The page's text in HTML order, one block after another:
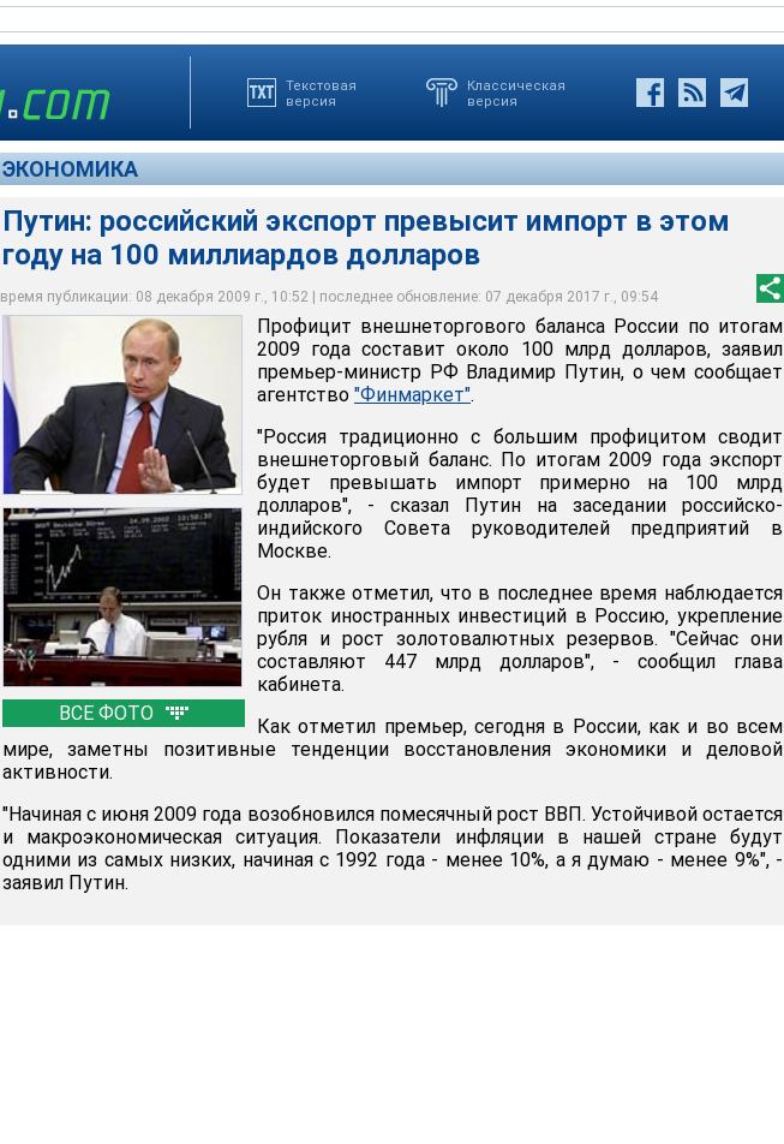
Текстовая
версия
Классическая
версия
ЭКОНОМИКА
Путин: российский экспорт превысит импорт в этом
году на 100 миллиардов долларов
время публикации: 08 декабря 2009 г., 10:52 | последнее обновление: 07 декабря 2017 г., 09:54
ВСЕ ФОТО
Профицит внешнеторгового баланса России по итогам 2009 года составит около 100
млрд долларов, заявил премьер-министр РФ Владимир Путин
premier.gov.ru
Он также отметил, что в последнее время наблюдается приток иностранных
инвестиций в Россию
RTV International
Как отметил премьер, сегодня в России, как и во всем мире, заметны позитивные
тенденции восстановления экономики и деловой активности
ukranews.com
Профицит внешнеторгового баланса России по итогам
2009 года составит около 100 млрд долларов, заявил
премьер-министр РФ Владимир Путин, о чем сообщает
агентство "Финмаркет".
"Россия традиционно с большим профицитом сводит
внешнеторговый баланс. По итогам 2009 года экспорт
будет превышать импорт примерно на 100 млрд
долларов", - сказал Путин на заседании российско-
индийского Совета руководителей предприятий в
Москве.
Он также отметил, что в последнее время наблюдается
приток иностранных инвестиций в Россию, укрепление
рубля и рост золотовалютных резервов. "Сейчас они
составляют 447 млрд долларов", - сообщил глава
кабинета.
Как отметил премьер, сегодня в России, как и во всем
мире, заметны позитивные тенденции восстановления экономики и деловой
активности.
"Начиная с июня 2009 года возобновился помесячный рост ВВП. Устойчивой остается
и макроэкономическая ситуация. Показатели инфляции в нашей стране будут
одними из самых низких, начиная с 1992 года - менее 10%, а я думаю - менее 9%", -
заявил Путин.